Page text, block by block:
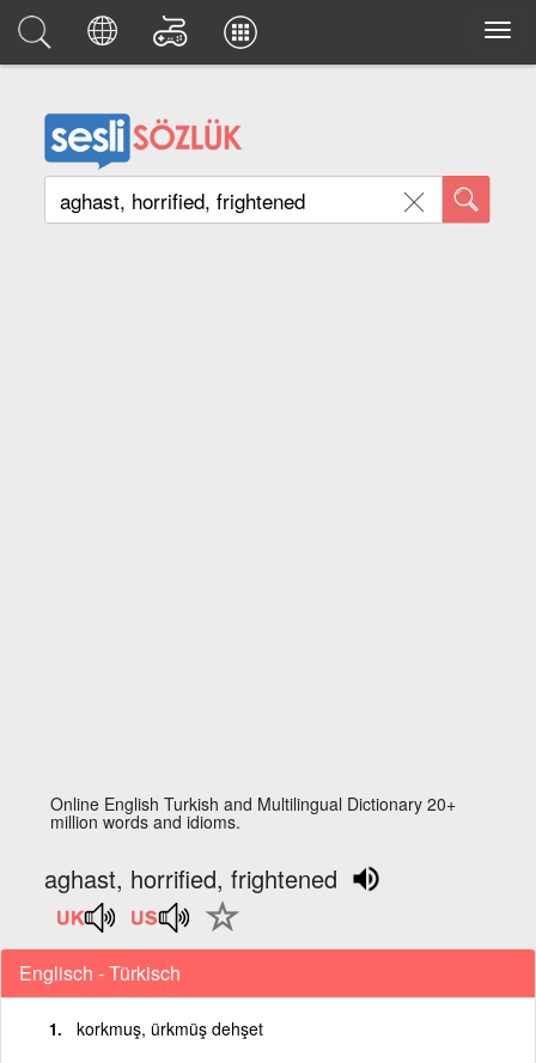
Online English Turkish and Multilingual Dictionary 20+
million words and idioms.
aghast, horrified, frightened
Englisch - Türkisch
korkmuş, ürkmüş dehşet